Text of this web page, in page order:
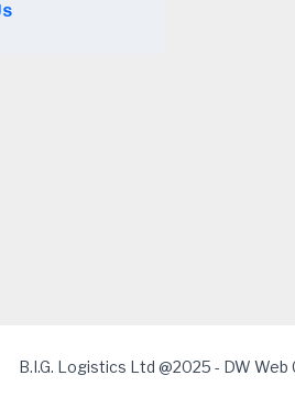
B.I.G. Logistics Ltd @2025 - DW Web